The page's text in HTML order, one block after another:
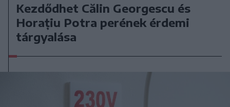
Kezdődhet Călin Georgescu és
Horațiu Potra perének érdemi
tárgyalása